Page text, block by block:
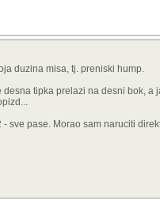
duzina misa, tj. preniski hump.
tipka prelazi na desni bok, a
sve pase. Morao sam naruciti